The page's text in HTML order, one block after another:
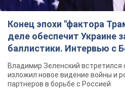
Конец эпохи "фактора
деле обеспечит Украине
баллистики. Интервью с
Владимир Зеленский
изложил новое видение войны и
партнеров в борьбе с Россией